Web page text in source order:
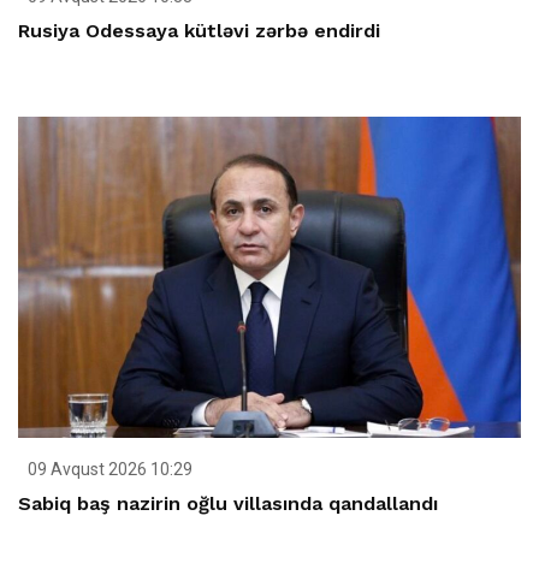
Rusiya Odessaya kütləvi zərbə endirdi
09 Avqust 2026 10:29
Sabiq baş nazirin oğlu villasında qandallandı